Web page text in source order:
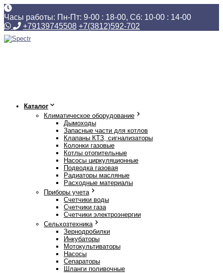
Часы работы: Пн-Пт: 9-00 : 18-00, Сб: 10-00 : 14-00
+79139745508 +7(3812)592-702
Каталог
Климатическое оборудование
Дымоходы
Запасные части для котлов
Клапаны КТЗ, сигнализаторы
Колонки газовые
Котлы отопительные
Насосы циркуляционные
Подводка газовая
Радиаторы масляные
Расходные материалы
Приборы учета
Счетчики воды
Счетчики газа
Счетчики электроэнергии
Сельхозтехника
Зернодробилки
Инкубаторы
Мотокультиваторы
Насосы
Сепараторы
Шланги поливочные